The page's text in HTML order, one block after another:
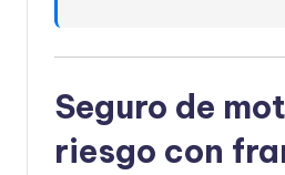
Seguro de
riesgo con